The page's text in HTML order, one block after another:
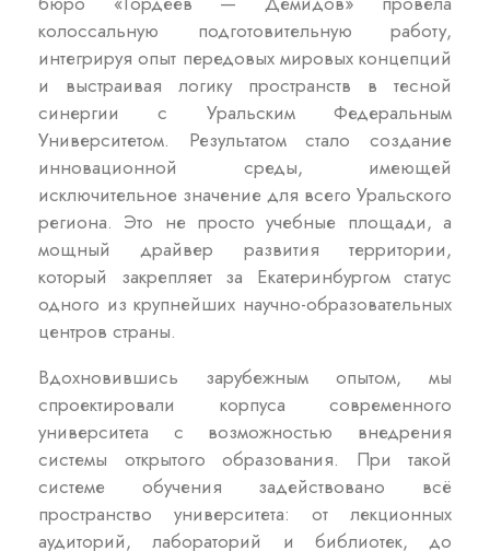
колоссальную подготовительную работу,
интегрируя опыт передовых мировых концепций
и выстраивая логику пространств в тесной
синергии с Уральским Федеральным
Университетом. Результатом стало создание
инновационной среды, имеющей
исключительное значение для всего Уральского
региона. Это не просто учебные площади, а
мощный драйвер развития территории,
который закрепляет за Екатеринбургом статус
одного из крупнейших научно-образовательных
центров страны.
Вдохновившись зарубежным опытом, мы
спроектировали корпуса современного
университета с возможностью внедрения
системы открытого образования. При такой
системе обучения задействовано всё
пространство университета: от лекционных
аудиторий, лабораторий и библиотек, до